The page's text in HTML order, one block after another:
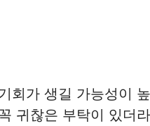
회가 생길 가능성이
귀찮은 부탁이 있더